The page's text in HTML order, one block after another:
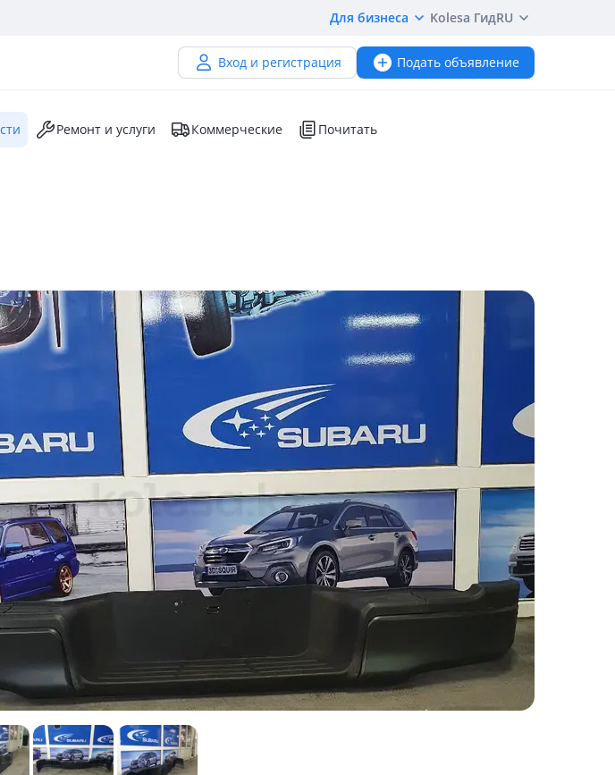
Для бизнеса Kolesa ГидRU
Вход и регистрация Подать объявление
Ремонт и услуги Коммерческие Почитать